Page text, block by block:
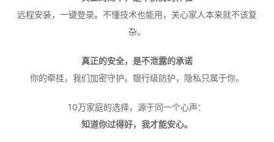
远程安装，一键登录。不懂技术也能用，关心家人本来就不该复
杂。
真正的安全，是不泄露的承诺
你的牵挂，我们加密守护。银行级防护，隐私只属于你。
10万家庭的选择，源于同一个心声：
知道你过得好，我才能安心。